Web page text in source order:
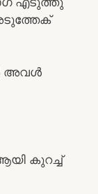
അവൾ
കുറച്ച്